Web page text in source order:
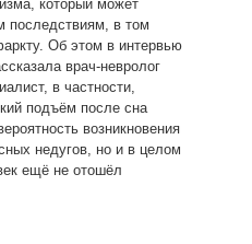
который может
последствиям, в том
Об этом в интервью
врач-невролог
в частности,
подъём после сна
возникновения
недугов, но и в целом
ещё не отошёл